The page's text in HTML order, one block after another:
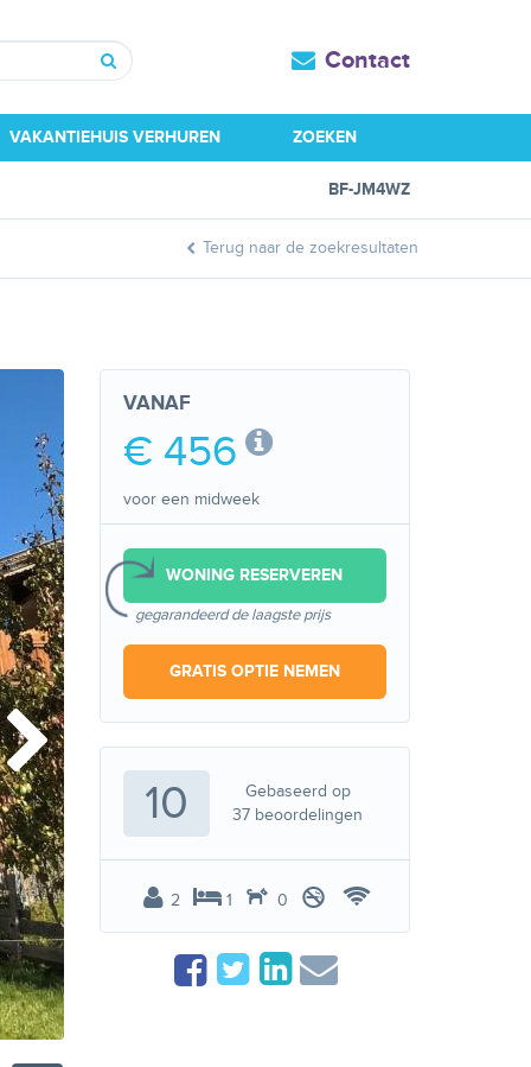
Zoeken
Contact
VAKANTIEHUIS VERHUREN ZOEKEN
BF-JM4WZ
Terug naar de zoekresultaten
Binnen (zomer)
VANAF
€ 456
voor een midweek
WONING RESERVEREN
gegarandeerd de laagste prijs
GRATIS OPTIE NEMEN
10
Gebaseerd op
37 beoordelingen
2 1 0